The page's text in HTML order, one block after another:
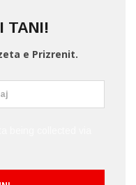
TANI!
e Prizrenit.